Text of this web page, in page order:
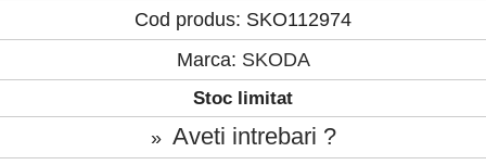
Cod produs: SKO112974
Marca: SKODA
Stoc limitat
» Aveti intrebari ?